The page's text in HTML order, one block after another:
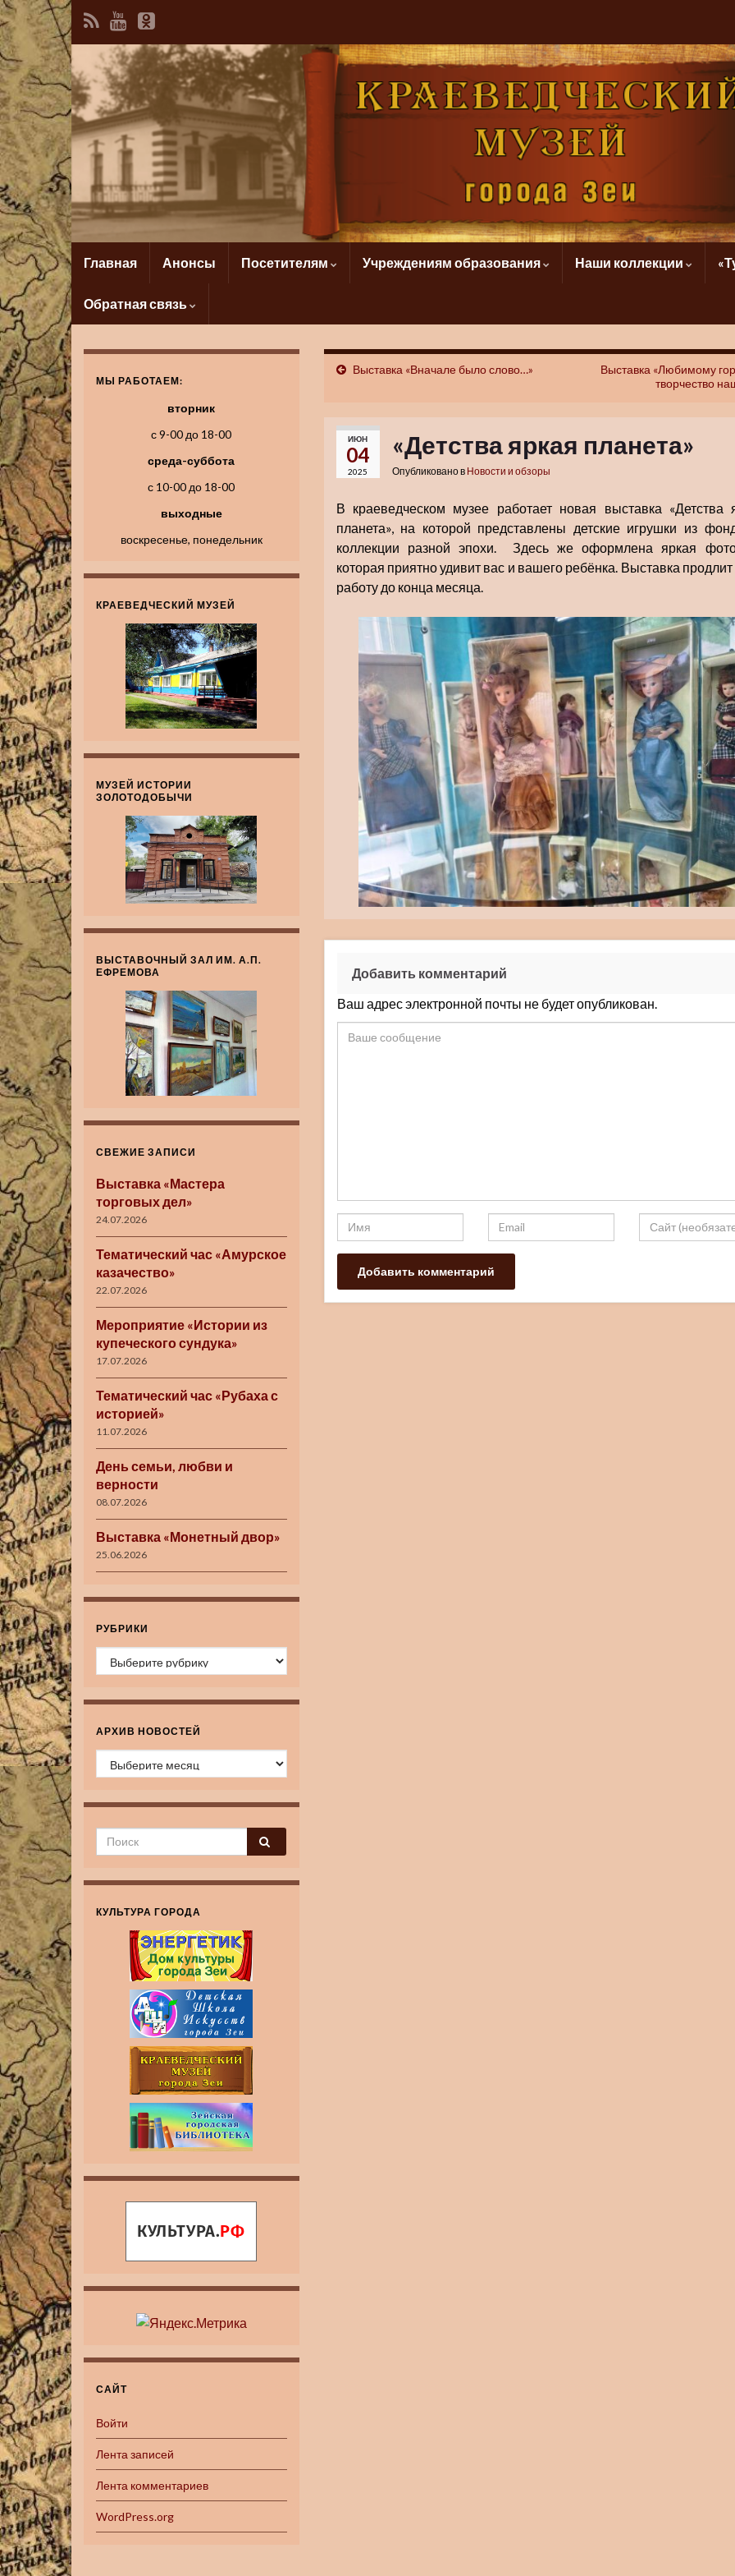
Главная Анонсы Посетителям Учреждениям образования Наши коллекции
Обратная связь
Выставка «Вначале было слово…»
Выставка «Любимому
творчество
ИЮН
04
2025
«Детства яркая планета»
Опубликовано в Новости и обзоры
В краеведческом музее работает новая выставка «Детства
планета», на которой представлены детские игрушки из
коллекции разной эпохи. Здесь же оформлена яркая
которая приятно удивит вас и вашего ребёнка. Выставка
работу до конца месяца.
Добавить комментарий
Ваш адрес электронной почты не будет опубликован.
МЫ РАБОТАЕМ:
вторник
с 9-00 до 18-00
среда-суббота
с 10-00 до 18-00
выходные
воскресенье, понедельник
КРАЕВЕДЧЕСКИЙ МУЗЕЙ
МУЗЕЙ ИСТОРИИ
ЗОЛОТОДОБЫЧИ
ВЫСТАВОЧНЫЙ ЗАЛ ИМ. А.П.
ЕФРЕМОВА
СВЕЖИЕ ЗАПИСИ
Выставка «Мастера
торговых дел»
24.07.2026
Тематический час «Амурское
казачество»
22.07.2026
Мероприятие «Истории из
купеческого сундука»
17.07.2026
Тематический час «Рубаха с
историей»
11.07.2026
День семьи, любви и
верности
08.07.2026
Выставка «Монетный двор»
25.06.2026
РУБРИКИ
Рубрики
АРХИВ НОВОСТЕЙ
Архив новостей
КУЛЬТУРА ГОРОДА
САЙТ
Войти
Лента записей
Лента комментариев
WordPress.org